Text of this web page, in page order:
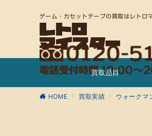
ゲーム・カセットテープの買取はレトロ
買取品目
HOME 買取実績 ウォークマ